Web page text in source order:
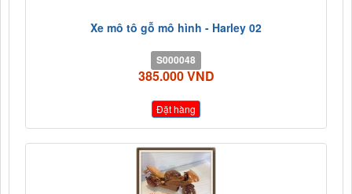
Xe mô tô gỗ mô hình - Harley 02
S000048
385.000 VND
Đặt hàng